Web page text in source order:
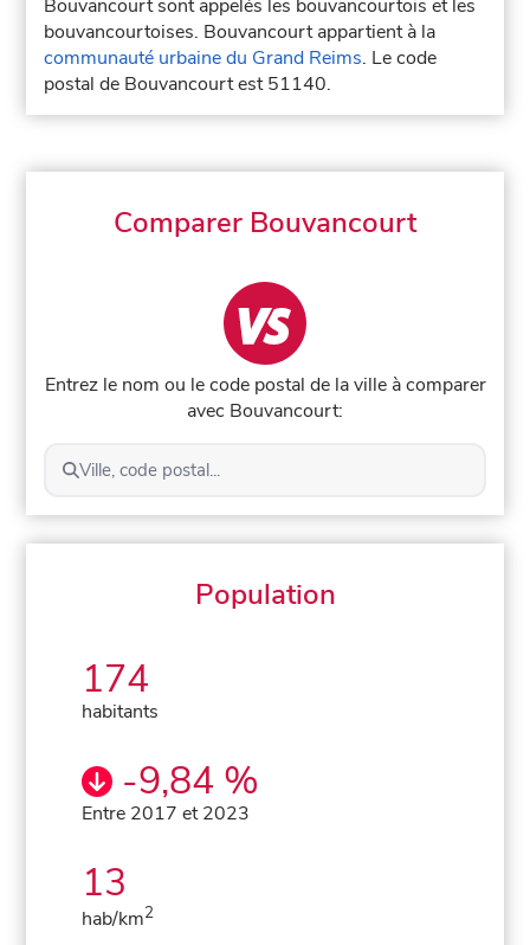
Bouvancourt sont appelés les bouvancourtois et les
bouvancourtoises. Bouvancourt appartient à la
communauté urbaine du Grand Reims. Le code
postal de Bouvancourt est 51140.
Comparer Bouvancourt
Entrez le nom ou le code postal de la ville à comparer
avec Bouvancourt:
Ville, code postal...
Population
174
habitants
-9,84 %
Entre 2017 et 2023
13
hab/km2